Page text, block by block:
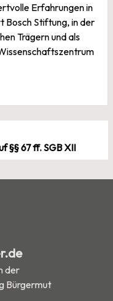
Erfahrungen in
Bosch Stiftung, in der
Trägern und als
§§ 67 ff. SGB XII
der
Bürgermut